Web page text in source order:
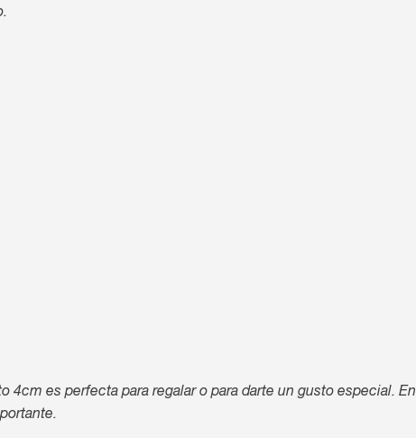
es perfecta para regalar o para darte un gusto especial. En